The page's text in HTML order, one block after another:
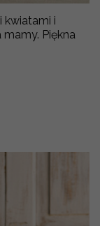
kwiatami i
Piękna